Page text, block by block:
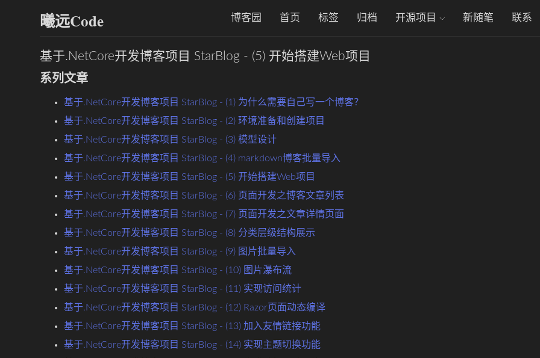
曦远Code 博客园 首页 标签 归档 开源项目 新随笔 联系
基于.NetCore开发博客项目 StarBlog - (5) 开始搭建Web项目
系列文章
基于.NetCore开发博客项目 StarBlog - (1) 为什么需要自己写一个博客？
基于.NetCore开发博客项目 StarBlog - (2) 环境准备和创建项目
基于.NetCore开发博客项目 StarBlog - (3) 模型设计
基于.NetCore开发博客项目 StarBlog - (4) markdown博客批量导入
基于.NetCore开发博客项目 StarBlog - (5) 开始搭建Web项目
基于.NetCore开发博客项目 StarBlog - (6) 页面开发之博客文章列表
基于.NetCore开发博客项目 StarBlog - (7) 页面开发之文章详情页面
基于.NetCore开发博客项目 StarBlog - (8) 分类层级结构展示
基于.NetCore开发博客项目 StarBlog - (9) 图片批量导入
基于.NetCore开发博客项目 StarBlog - (10) 图片瀑布流
基于.NetCore开发博客项目 StarBlog - (11) 实现访问统计
基于.NetCore开发博客项目 StarBlog - (12) Razor页面动态编译
基于.NetCore开发博客项目 StarBlog - (13) 加入友情链接功能
基于.NetCore开发博客项目 StarBlog - (14) 实现主题切换功能